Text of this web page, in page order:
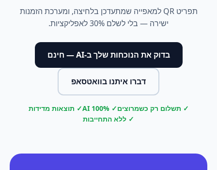
תפריט QR למאפייה שמתעדכן בלחיצה, ומערכת הזמנות
ישירה — בלי לשלם 30% לאפליקציות.
בדוק את הנוכחות שלך ב-AI — חינם
דברו איתנו בוואטסאפ
✓ תשלום רק כשמרוצים✓ 100% AI
✓ תוצאות מדידות
✓ ללא התחייבות